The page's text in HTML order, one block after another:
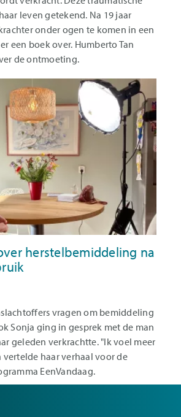
leven getekend. Na 19 jaar
onder ogen te komen in een
een boek over. Humberto Tan
de ontmoeting.
herstelbemiddeling na
vragen om bemiddeling
Sonja ging in gesprek met de man
geleden verkrachtte. "Ik voel meer
vertelde haar verhaal voor de
EenVandaag.